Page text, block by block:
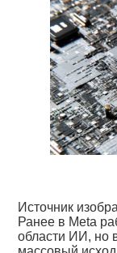
Источник
Ранее в Meta
области ИИ, но